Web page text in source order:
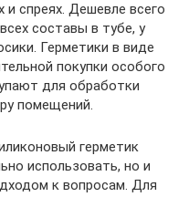
и спреях. Дешевле всего
составы в тубе, у
Герметики в виде
покупки особого
для обработки
помещений.
герметик
использовать, но и
к вопросам. Для